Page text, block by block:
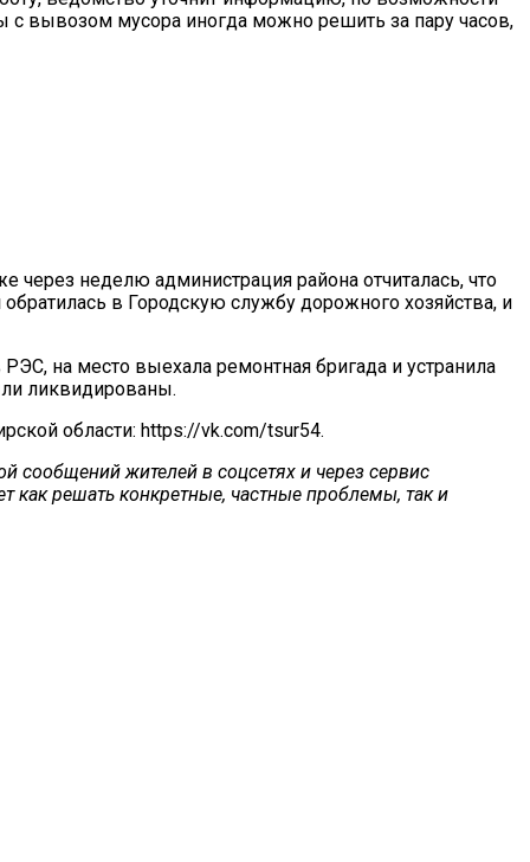
с вывозом мусора иногда можно решить за пару часов,
через неделю администрация района отчиталась, что
в Городскую службу дорожного хозяйства, и
на место выехала ремонтная бригада и устранила
ликвидированы.
области: https://vk.com/tsur54.
сообщений жителей в соцсетях и через сервис
как решать конкретные, частные проблемы, так и